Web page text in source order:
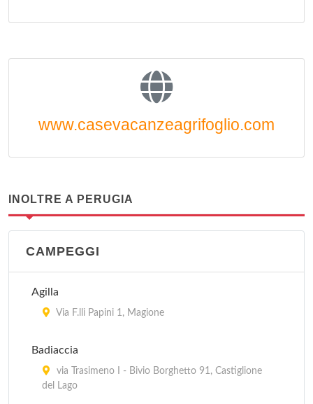
www.casevacanzeagrifoglio.com
INOLTRE A PERUGIA
CAMPEGGI
Agilla
Via F.lli Papini 1, Magione
Badiaccia
via Trasimeno I - Bivio Borghetto 91, Castiglione
del Lago